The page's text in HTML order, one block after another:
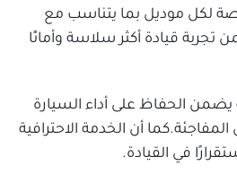
لكل موديل بما يتناسب مع
تجربة قيادة أكثر سلاسة وأمانًا
يضمن الحفاظ على أداء السيارة
أن الخدمة الاحترافية
في القيادة.